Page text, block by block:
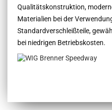
Qualitätskonstruktion,
Materialien bei der
Standardverschleißteile,
bei niedrigen Betriebskosten.